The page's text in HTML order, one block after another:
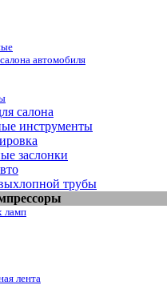
автомобиля
салона
инструменты
заслонки
трубы
ламп
лента